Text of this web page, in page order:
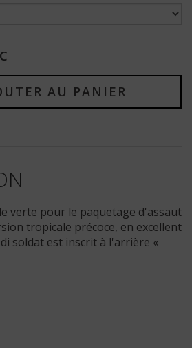
AU PANIER
verte pour le paquetage d'assaut
tropicale précoce, en excellent
soldat est inscrit à l'arrière «